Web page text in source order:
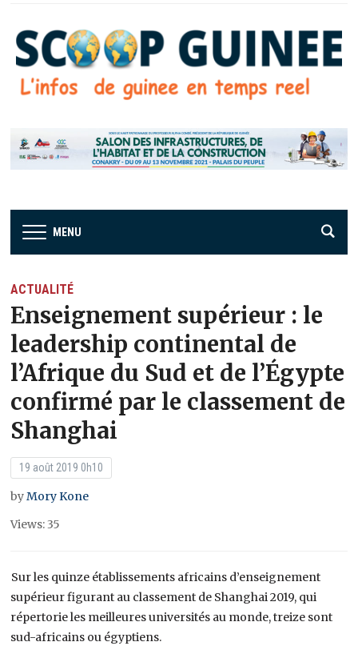
MENU
ACTUALITÉ
Enseignement supérieur : le
leadership continental de
l’Afrique du Sud et de l’Égypte
confirmé par le classement de
Shanghai
19 août 2019 0h10
byMory Kone
Views: 35
Sur les quinze établissements africains d’enseignement
supérieur figurant au classement de Shanghai 2019, qui
répertorie les meilleures universités au monde, treize sont
sud-africains ou égyptiens.